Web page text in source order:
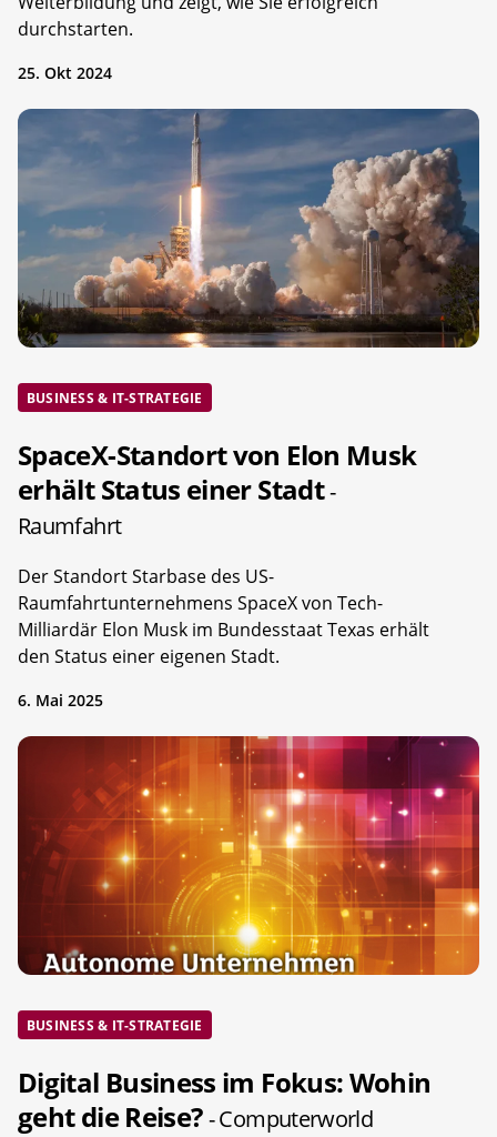
durchstarten.
25. Okt 2024
BUSINESS & IT-STRATEGIE
SpaceX-Standort von Elon Musk
erhält Status einer Stadt-
Raumfahrt
Der Standort Starbase des US-
Raumfahrtunternehmens SpaceX von Tech-
Milliardär Elon Musk im Bundesstaat Texas erhält
den Status einer eigenen Stadt.
6. Mai 2025
BUSINESS & IT-STRATEGIE
Digital Business im Fokus: Wohin
geht die Reise?- Computerworld